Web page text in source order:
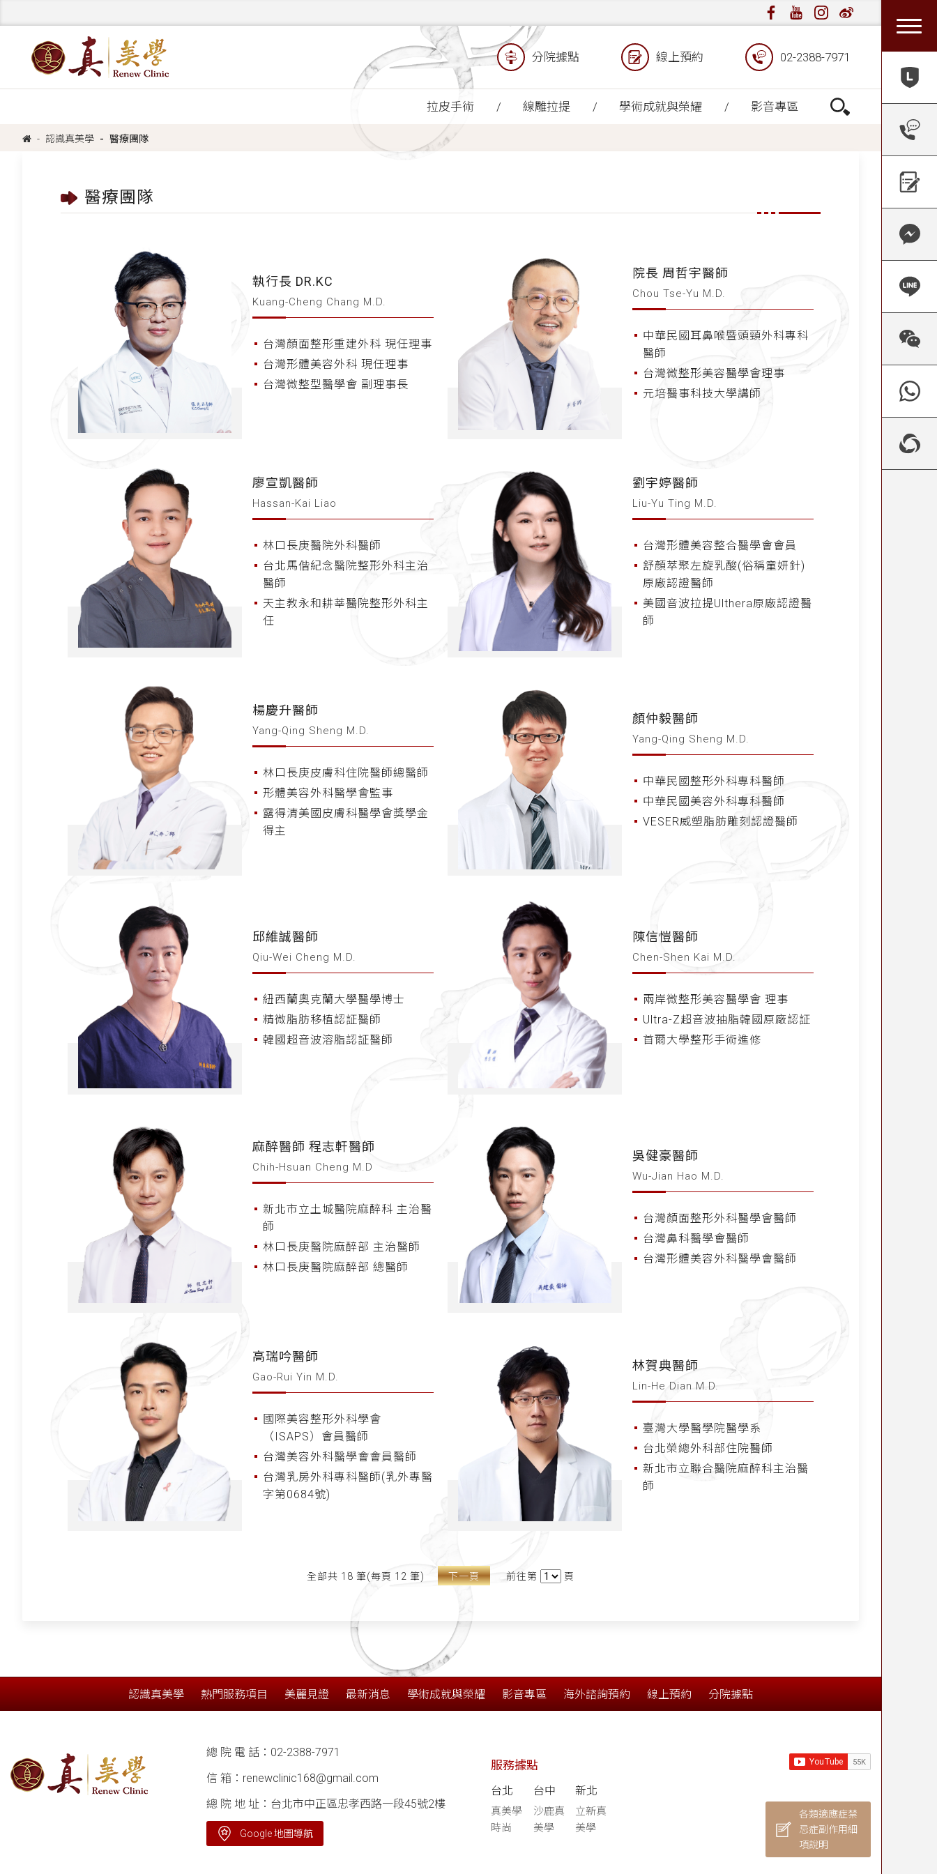
分院據點 線上預約 02-2388-7971
拉皮手術 線雕拉提 學術成就與榮耀 影音專區
認識真美學 醫療團隊
醫療團隊
執行長 DR.KC
Kuang-Cheng Chang M.D.
台灣顏面整形重建外科 現任理事
台灣形體美容外科 現任理事
台灣微整型醫學會 副理事長
院長 周哲宇醫師
Chou Tse-Yu M.D.
中華民國耳鼻喉暨頭頸外科專科
醫師
台灣微整形美容醫學會理事
元培醫事科技大學講師
廖宣凱醫師
Hassan-Kai Liao
林口長庚醫院外科醫師
台北馬偕紀念醫院整形外科主治
醫師
天主教永和耕莘醫院整形外科主
任
劉宇婷醫師
Liu-Yu Ting M.D.
台灣形體美容整合醫學會會員
舒顏萃聚左旋乳酸(俗稱童妍針)
原廠認證醫師
美國音波拉提Ulthera原廠認證醫
師
楊慶升醫師
Yang-Qing Sheng M.D.
林口長庚皮膚科住院醫師總醫師
形體美容外科醫學會監事
露得清美國皮膚科醫學會獎學金
得主
顏仲毅醫師
Yang-Qing Sheng M.D.
中華民國整形外科專科醫師
中華民國美容外科專科醫師
VESER威塑脂肪雕刻認證醫師
邱維誠醫師
Qiu-Wei Cheng M.D.
紐西蘭奧克蘭大學醫學博士
精微脂肪移植認証醫師
韓國超音波溶脂認証醫師
陳信愷醫師
Chen-Shen Kai M.D.
兩岸微整形美容醫學會 理事
Ultra-Z超音波抽脂韓國原廠認証
首爾大學整形手術進修
麻醉醫師 程志軒醫師
Chih-Hsuan Cheng M.D
新北市立土城醫院麻醉科 主治醫
師
林口長庚醫院麻醉部 主治醫師
林口長庚醫院麻醉部 總醫師
吳健豪醫師
Wu-Jian Hao M.D.
台灣顏面整形外科醫學會醫師
台灣鼻科醫學會醫師
台灣形體美容外科醫學會醫師
高瑞吟醫師
Gao-Rui Yin M.D.
國際美容整形外科學會
（ISAPS）會員醫師
台灣美容外科醫學會會員醫師
台灣乳房外科專科醫師(乳外專醫
字第0684號)
林賀典醫師
Lin-He Dian M.D.
臺灣大學醫學院醫學系
台北榮總外科部住院醫師
新北市立聯合醫院麻醉科主治醫
師
全部共 18 筆(每頁 12 筆) 下一頁 前往第 頁
認識真美學 熱門服務項目 美麗見證 最新消息 學術成就與榮耀 影音專區 海外諮詢預約 線上預約 分院據點
總 院 電 話： 02-2388-7971
信 箱： renewclinic168@gmail.com
總 院 地 址：台北市中正區忠孝西路一段45號2樓
Google 地圖導航
服務據點
台北
真美學
時尚
台中
沙鹿真
美學
新北
立新真
美學
各類適應症禁
忌症副作用細
項說明